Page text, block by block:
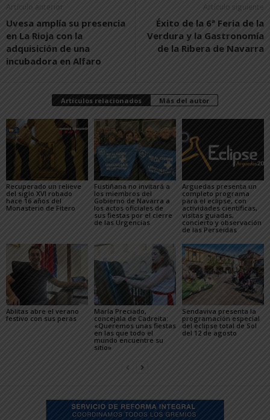
Artículo anterior
Uvesa amplía su presencia
en La Rioja con la
adquisición de una
incubadora en Alfaro
Artículo siguiente
Éxito de la 6ª Feria de la
Verdura y la Gastronomía
de la Ribera de Navarra
Artículos relacionados Más del autor
Recuperado un relieve
del siglo XVI robado
hace 16 años del
Monasterio de Fitero
Fustiñana no invitará a
los miembros del
Gobierno de Navarra a
los actos oficiales de
sus fiestas por el cierre
de las Urgencias
Arguedas presenta un
completo programa
para el eclipse, con
actividades científicas,
visitas guiadas,
concierto y observación
de las Perseidas
Ablitas abre el verano
festivo con sus peras
María Preciado,
concejala de Cadreita:
«Queremos unas fiestas
en las que todo el
mundo encuentre su
sitio»
Sendaviva presenta la
programación especial
del eclipse total de Sol
del 12 de agosto